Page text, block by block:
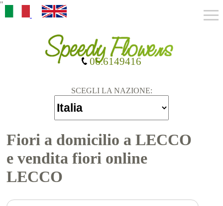
"
SCEGLI LA NAZIONE:
06.6149416
Fiori a domicilio a LECCO
e vendita fiori online
LECCO